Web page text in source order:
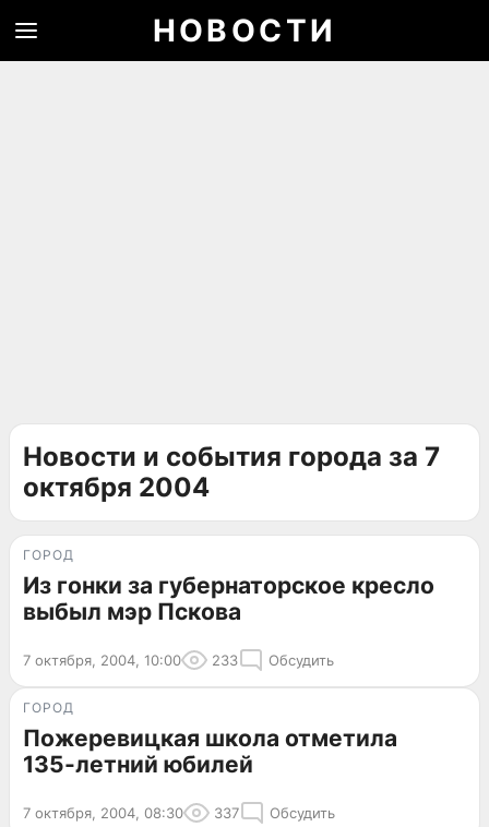
НОВОСТИ
Новости и события города за 7
октября 2004
ГОРОД
Из гонки за губернаторское кресло
выбыл мэр Пскова
7 октября, 2004, 10:00 233 Обсудить
ГОРОД
Пожеревицкая школа отметила
135-летний юбилей
7 октября, 2004, 08:30 337 Обсудить